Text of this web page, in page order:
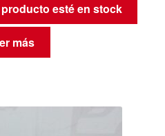
esté en stock
más